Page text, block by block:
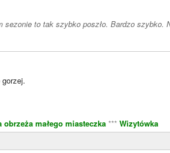
sezonie to tak szybko poszło. Bardzo szybko.
małego miasteczka *** Wizytówka